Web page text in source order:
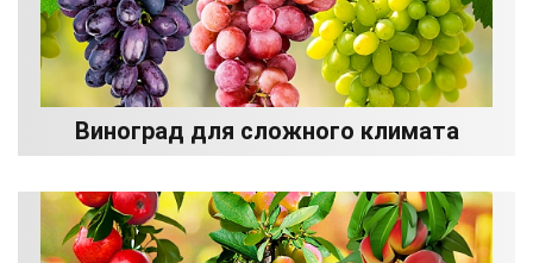
Виноград для сложного климата